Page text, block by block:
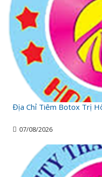
Địa Chỉ Tiêm Botox Trị
07/08/2026